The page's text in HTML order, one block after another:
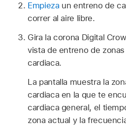
Empieza un entreno de
correr al aire libre.
Gira la corona Digital
vista de entreno de
cardiaca.
La pantalla muestra la
cardiaca en la que te
cardiaca general, el
zona actual y la